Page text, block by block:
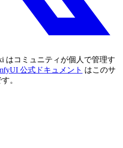
はコミュニティが個人で管理す
公式ドキュメント はこのサ
。